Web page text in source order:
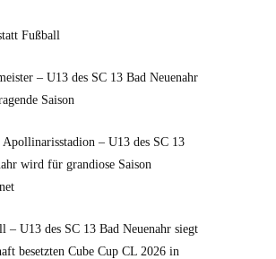
Fußball
– U13 des SC 13 Bad Neuenahr
Saison
– U13 des SC 13
wird für grandiose Saison
– U13 des SC 13 Bad Neuenahr siegt
besetzten Cube Cup CL 2026 in